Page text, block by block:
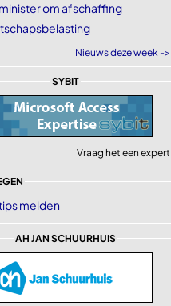
om afschaffing
Nieuws deze week ->
SYBIT
Vraag het een expert
melden
AH JAN SCHUURHUIS